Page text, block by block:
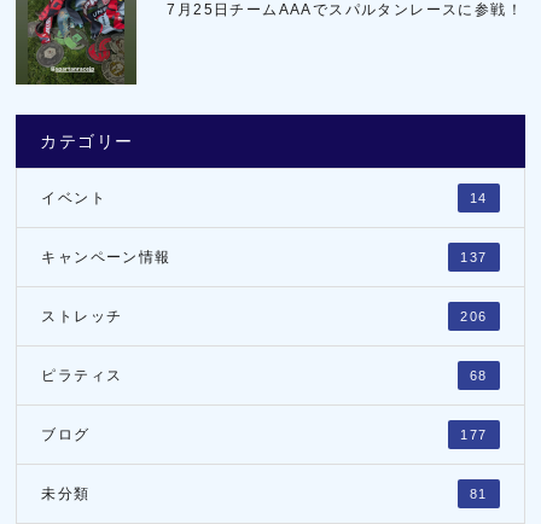
7月25日チームAAAでスパルタンレースに参戦！
カテゴリー
イベント 14
キャンペーン情報 137
ストレッチ 206
ピラティス 68
ブログ 177
未分類 81